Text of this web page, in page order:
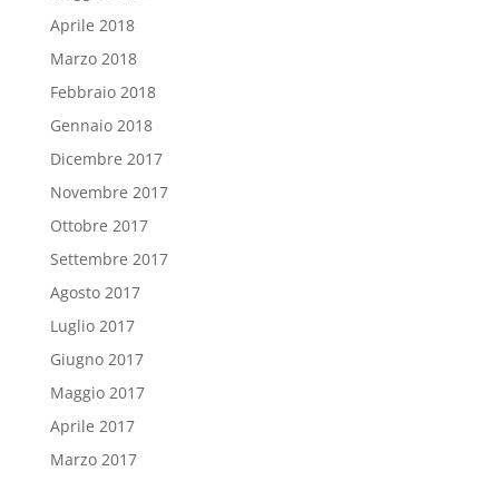
Aprile 2018
Marzo 2018
Febbraio 2018
Gennaio 2018
Dicembre 2017
Novembre 2017
Ottobre 2017
Settembre 2017
Agosto 2017
Luglio 2017
Giugno 2017
Maggio 2017
Aprile 2017
Marzo 2017